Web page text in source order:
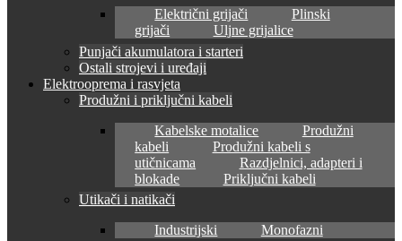
Električni grijači
Plinski
grijači
Uljne grijalice
Punjači akumulatora i starteri
Ostali strojevi i uređaji
Elektrooprema i rasvjeta
Produžni i priključni kabeli
Kabelske motalice
Produžni
kabeli
Produžni kabeli s
utičnicama
Razdjelnici, adapteri i
blokade
Priključni kabeli
Utikači i natikači
Industrijski
Monofazni